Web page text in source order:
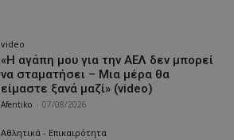
video
«Η αγάπη μου για την ΑΕΛ δεν μπορεί
να σταματήσει – Μια μέρα θα
είμαστε ξανά μαζί» (video)
Afentiko 07/08/2026
Αθλητικά - Επικαιρότητα